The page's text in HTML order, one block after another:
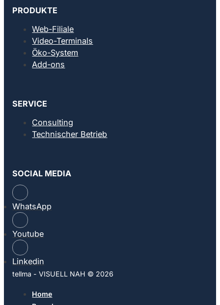
PRODUKTE
Web-Filiale
Video-Terminals
Öko-System
Add-ons
SERVICE
Consulting
Technischer Betrieb
SOCIAL MEDIA
WhatsApp
Youtube
Linkedin
tellma - VISUELL NAH © 2026
Home